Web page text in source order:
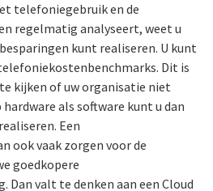
telefoniegebruik en de
regelmatig analyseert, weet u
kunt realiseren. U kunt
Dit is
kijken of uw organisatie niet
als software kunt u dan
Een
ook vaak zorgen voor de
goedkopere
valt te denken aan een Cloud